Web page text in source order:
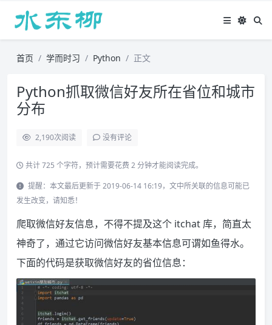
首页 学而时习 Python 正文
Python抓取微信好友所在省位和城市
分布
2,190次阅读 没有评论
共计 725 个字符，预计需要花费 2 分钟才能阅读完成。
提醒：本文最后更新于 2019-06-14 16:19，文中所关联的信息可能已
发生改变，请知悉！
爬取微信好友信息，不得不提及这个 itchat 库，简直太
神奇了，通过它访问微信好友基本信息可谓如鱼得水。
下面的代码是获取微信好友的省位信息：